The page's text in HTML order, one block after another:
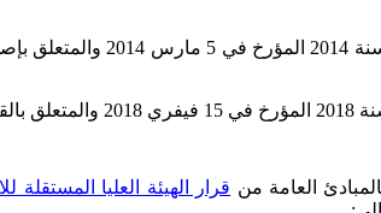
وعلى قرار الهيئة
العامة من